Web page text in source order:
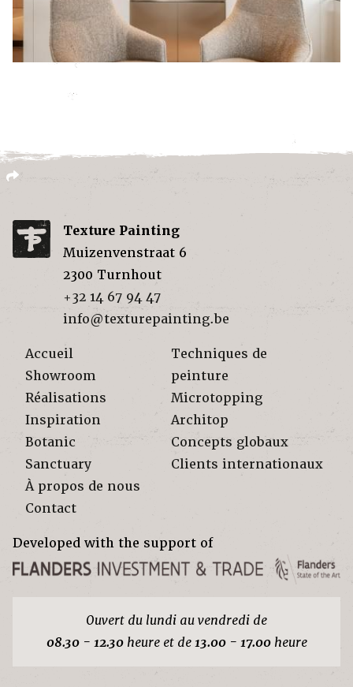
Texture Painting
Muizenvenstraat 6
2300 Turnhout
+32 14 67 94 47
info@texturepainting.be
Accueil
Showroom
Réalisations
Inspiration
Botanic
Sanctuary
À propos de nous
Contact
Techniques de
peinture
Microtopping
Architop
Concepts globaux
Clients internationaux
Developed with the support of
Ouvert du lundi au vendredi de
08.30 - 12.30heure et de13.00 - 17.00heure